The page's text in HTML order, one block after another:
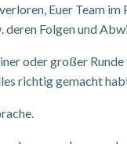
Euer Team
Folgen und
oder großer
richtig gemacht